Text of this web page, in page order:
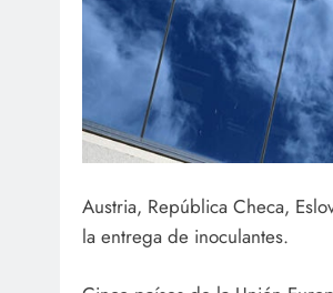
Austria, República Checa,
la entrega de inoculantes.